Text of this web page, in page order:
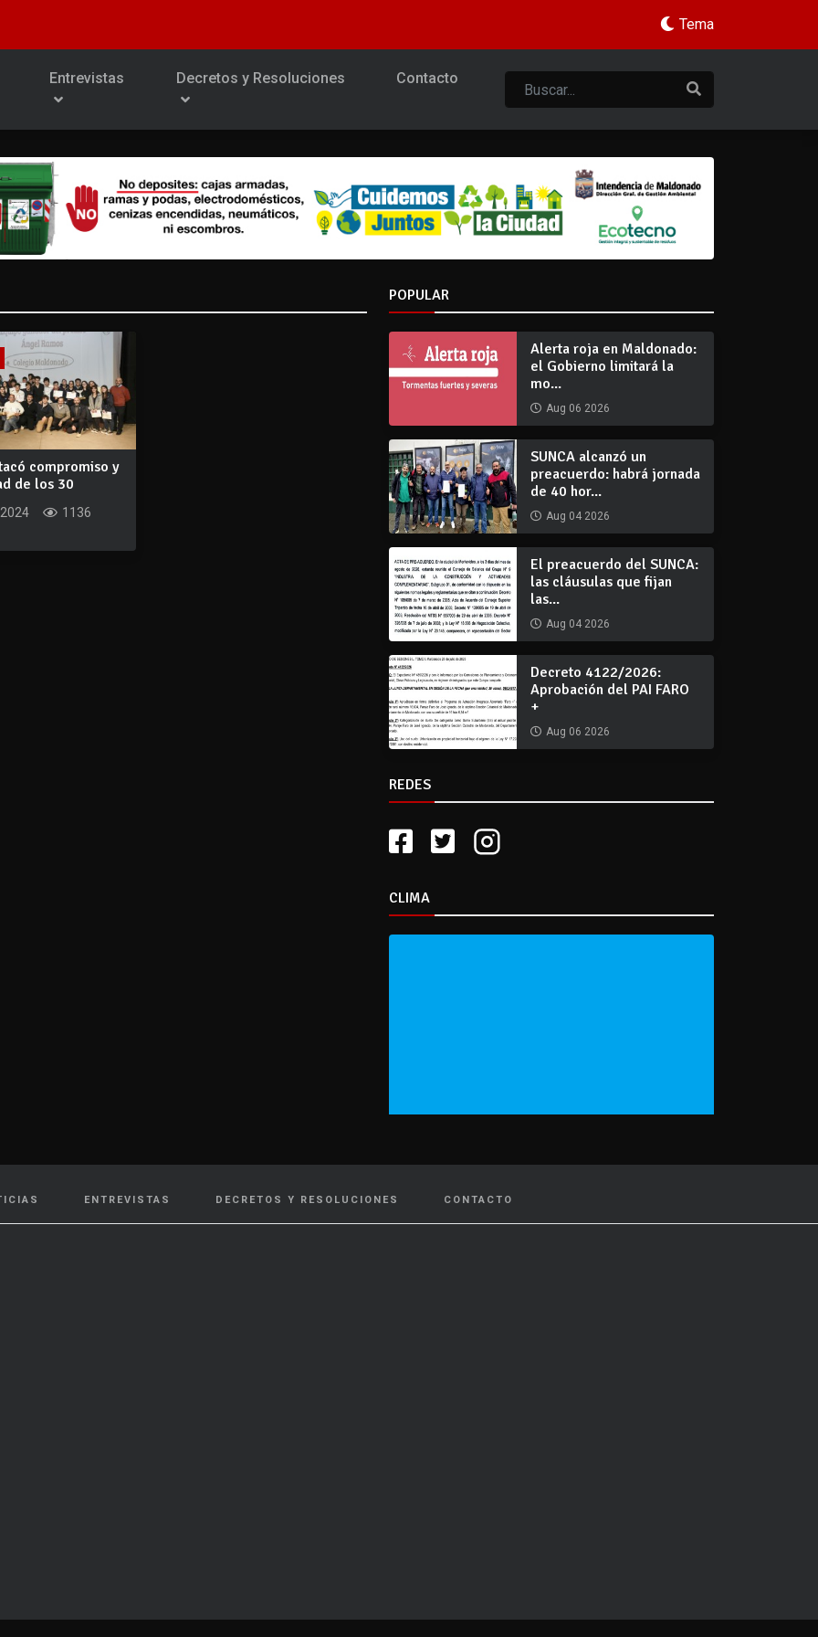
Tema
Entrevistas Decretos y Resoluciones Contacto
compromiso y
de los 30
1136
POPULAR
Alerta roja en Maldonado:
el Gobierno limitará la
mo...
Aug 06 2026
SUNCA alcanzó un
preacuerdo: habrá jornada
de 40 hor...
Aug 04 2026
El preacuerdo del SUNCA:
las cláusulas que fijan
las...
Aug 04 2026
Decreto 4122/2026:
Aprobación del PAI FARO
+
Aug 06 2026
REDES
CLIMA
ENTREVISTAS DECRETOS Y RESOLUCIONES CONTACTO